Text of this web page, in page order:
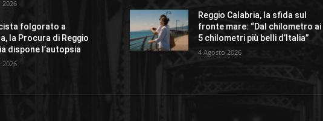
2026
folgorato a
la Procura di Reggio
dispone l’autopsia
2026
Reggio Calabria, la sfida sul
fronte mare: “Dal chilometro ai
5 chilometri più belli d’Italia”
4 Agosto 2026